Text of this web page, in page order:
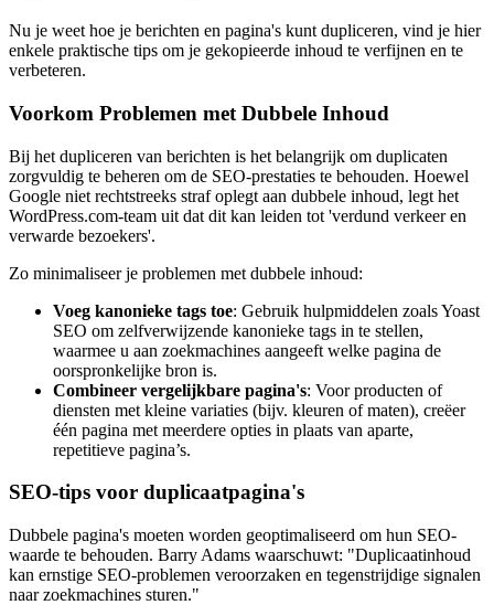
Nu je weet hoe je berichten en pagina's kunt dupliceren, vind je hier
enkele praktische tips om je gekopieerde inhoud te verfijnen en te
verbeteren.
Voorkom Problemen met Dubbele Inhoud
Bij het dupliceren van berichten is het belangrijk om duplicaten
zorgvuldig te beheren om de SEO-prestaties te behouden. Hoewel
Google niet rechtstreeks straf oplegt aan dubbele inhoud, legt het
WordPress.com-team uit dat dit kan leiden tot 'verdund verkeer en
verwarde bezoekers'.
Zo minimaliseer je problemen met dubbele inhoud:
Voeg kanonieke tags toe: Gebruik hulpmiddelen zoals Yoast
SEO om zelfverwijzende kanonieke tags in te stellen,
waarmee u aan zoekmachines aangeeft welke pagina de
oorspronkelijke bron is.
Combineer vergelijkbare pagina's: Voor producten of
diensten met kleine variaties (bijv. kleuren of maten), creëer
één pagina met meerdere opties in plaats van aparte,
repetitieve pagina’s.
SEO-tips voor duplicaatpagina's
Dubbele pagina's moeten worden geoptimaliseerd om hun SEO-
waarde te behouden. Barry Adams waarschuwt: "Duplicaatinhoud
kan ernstige SEO-problemen veroorzaken en tegenstrijdige signalen
naar zoekmachines sturen."